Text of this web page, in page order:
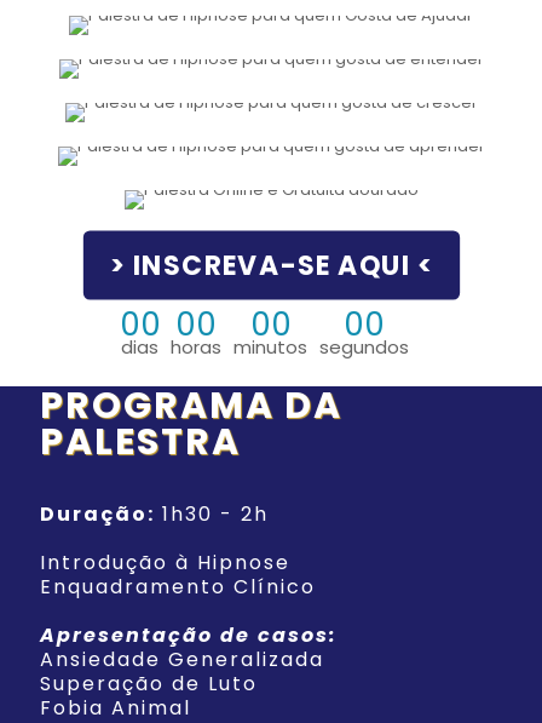
> INSCREVA-SE AQUI <
00
dias
00
horas
00
minutos
00
segundos
PROGRAMA DA
PALESTRA
Duração: 1h30 - 2h
Introdução à Hipnose
Enquadramento Clínico
Apresentação de casos:
Ansiedade Generalizada
Superação de Luto
Fobia Animal